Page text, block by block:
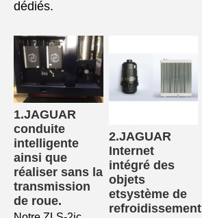
dédiés.
1.JAGUAR
conduite
intelligente
ainsi que
réaliser sans la
transmission
de roue.
2.JAGUAR
Internet
intégré des
objets
etsystème de
refroidissement